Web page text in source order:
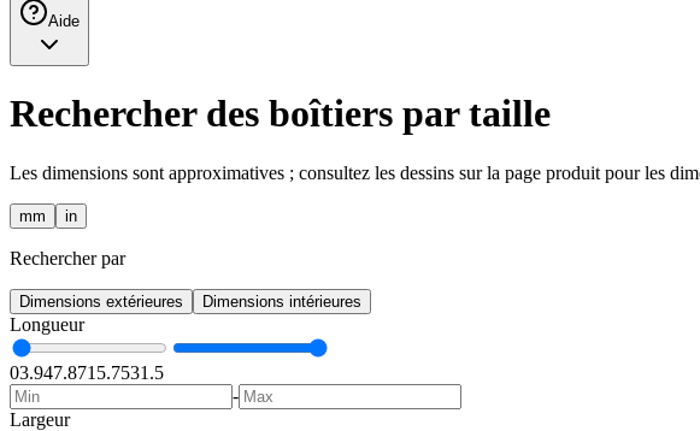
Aide
Rechercher des boîtiers par taille
Les dimensions sont approximatives ; consultez les dessins sur la page produit pour les
mm in
Rechercher par
Dimensions extérieures Dimensions intérieures
Longueur
03.947.8715.7531.5
-
Largeur